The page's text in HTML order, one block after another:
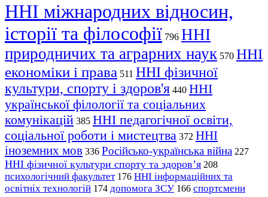
ННІ міжнародних відносин,
історії та філософії 796 ННІ
природничих та аграрних наук 570 ННІ
економіки і права 511 ННІ фізичної
культури, спорту і здоров'я 440 ННІ
української філології та соціальних
комунікацій 385 ННІ педагогічної освіти,
соціальної роботи і мистецтва 372 ННІ
іноземних мов 336 Російсько-українська війна 227
ННІ фізичної культури спорту та здоров’я 208
психологічний факультет 176 ННІ інформаційних та
освітніх технологій 174 допомога ЗСУ 166 спортсмени